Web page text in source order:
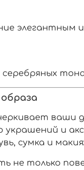
элегантным
и
сумка и
не только